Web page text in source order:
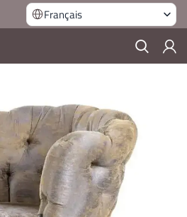
Français